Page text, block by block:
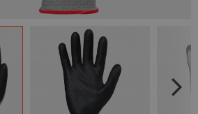
Next